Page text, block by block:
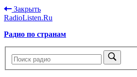
Закрыть
RadioListen.Ru
Радио по странам